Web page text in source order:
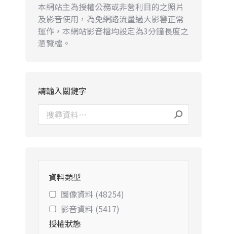
本網站主為授權公務或非營利目的之照片
及影音使用，為免網路流量過大影響正常
運作，本網站影音檔均設定為3分鐘長度之
瀏覽檔。
請輸入關鍵字
資料類型
圖像資料 (48254)
影音資料 (5417)
授權狀態